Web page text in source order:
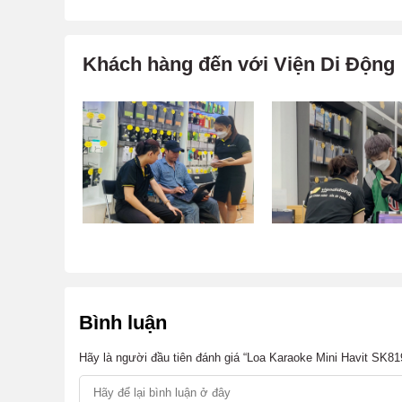
Khách hàng đến với Viện Di Động
Bình luận
Hãy là người đầu tiên đánh giá “Loa Karaoke Mini Havit